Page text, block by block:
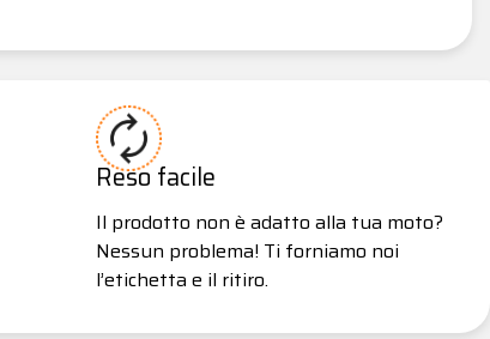
Reso facile
Il prodotto non è adatto alla tua moto?
Nessun problema! Ti forniamo noi
l’etichetta e il ritiro.